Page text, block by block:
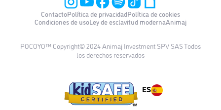
ContactoPolítica de privacidadPolítica de cookies
Condiciones de usoLey de esclavitud modernaAnimaj
POCOYO™ Copyright© 2024 Animaj Investment SPV SAS Todos
los derechos reservados
ES